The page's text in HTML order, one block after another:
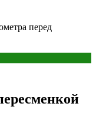
перед